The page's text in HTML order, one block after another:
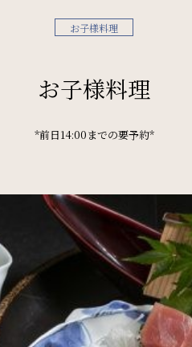
お子様料理
お子様料理
*前日14:00までの要予約*